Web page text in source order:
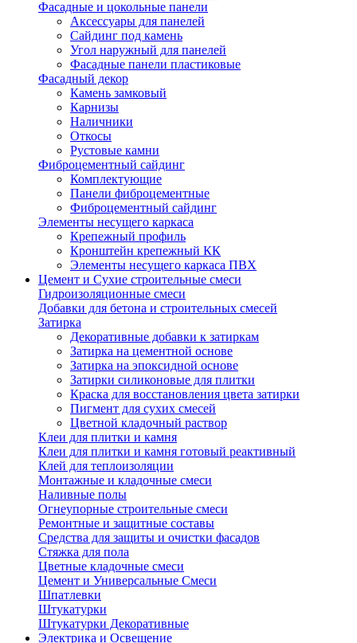
Фасадные и цокольные панели
Аксессуары для панелей
Сайдинг под камень
Угол наружный для панелей
Фасадные панели пластиковые
Фасадный декор
Камень замковый
Карнизы
Наличники
Откосы
Рустовые камни
Фиброцементный сайдинг
Комплектующие
Панели фиброцементные
Фиброцементный сайдинг
Элементы несущего каркаса
Крепежный профиль
Кронштейн крепежный КК
Элементы несущего каркаса ПВХ
Цемент и Сухие строительные смеси
Гидроизоляционные смеси
Добавки для бетона и строительных смесей
Затирка
Декоративные добавки к затиркам
Затирка на цементной основе
Затирка на эпоксидной основе
Затирки силиконовые для плитки
Краска для восстановления цвета затирки
Пигмент для сухих смесей
Цветной кладочный раствор
Клеи для плитки и камня
Клеи для плитки и камня готовый реактивный
Клей для теплоизоляции
Монтажные и кладочные смеси
Наливные полы
Огнеупорные строительные смеси
Ремонтные и защитные составы
Средства для защиты и очистки фасадов
Стяжка для пола
Цветные кладочные смеси
Цемент и Универсальные Смеси
Шпатлевки
Штукатурки
Штукатурки Декоративные
Электрика и Освещение